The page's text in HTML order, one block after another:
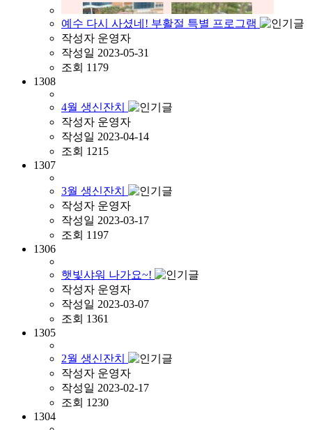
예수 다시 사셨네! 부활절 특별 프로그램
작성자 운영자
작성일 2023-05-31
조회 1179
1308
4월 생신잔치
작성자 운영자
작성일 2023-04-14
조회 1215
1307
3월 생신잔치
작성자 운영자
작성일 2023-03-17
조회 1197
1306
햇빛샤워 나가요~!
작성자 운영자
작성일 2023-03-07
조회 1361
1305
2월 생신잔치
작성자 운영자
작성일 2023-02-17
조회 1230
1304